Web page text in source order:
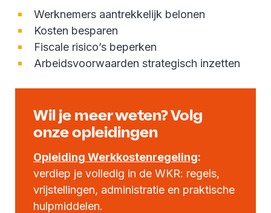
Werknemers aantrekkelijk belonen
Kosten besparen
Fiscale risico’s beperken
Arbeidsvoorwaarden strategisch inzetten
Wil je meer weten? Volg
onze opleidingen
Opleiding Werkkostenregeling:
verdiep je volledig in de WKR: regels,
vrijstellingen, administratie en praktische
hulpmiddelen.